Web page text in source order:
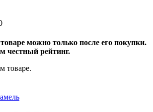
можно только после его покупки.
честный рейтинг.
товаре.